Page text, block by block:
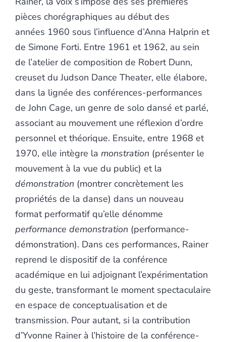
pièces chorégraphiques au début des
années 1960 sous l’influence d’Anna Halprin et
de Simone Forti. Entre 1961 et 1962, au sein
de l’atelier de composition de Robert Dunn,
creuset du Judson Dance Theater, elle élabore,
dans la lignée des conférences-performances
de John Cage, un genre de solo dansé et parlé,
associant au mouvement une réflexion d’ordre
personnel et théorique. Ensuite, entre 1968 et
1970, elle intègre la monstration (présenter le
mouvement à la vue du public) et la
démonstration (montrer concrètement les
propriétés de la danse) dans un nouveau
format performatif qu’elle dénomme
performance demonstration (performance-
démonstration). Dans ces performances, Rainer
reprend le dispositif de la conférence
académique en lui adjoignant l’expérimentation
du geste, transformant le moment spectaculaire
en espace de conceptualisation et de
transmission. Pour autant, si la contribution
d’Yvonne Rainer à l’histoire de la conférence-